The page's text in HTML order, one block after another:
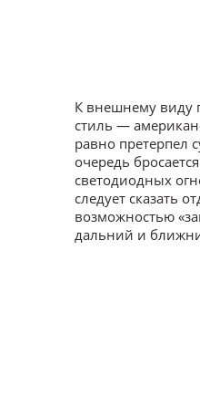
К внешнему виду
стиль —
равно претерпел
очередь
светодиодных
следует сказать
возможностью
дальний и